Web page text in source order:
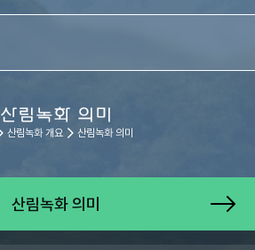
산림녹화 의미
산림녹화 개요 산림녹화 의미
산림녹화 의미